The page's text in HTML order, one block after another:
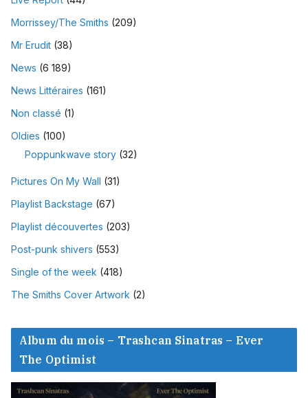
Morrissey/The Smiths (209)
Mr Erudit (38)
News (6 189)
News Littéraires (161)
Non classé (1)
Oldies (100)
Poppunkwave story (32)
Pictures On My Wall (31)
Playlist Backstage (67)
Playlist découvertes (203)
Post-punk shivers (553)
Single of the week (418)
The Smiths Cover Artwork (2)
Album du mois – Trashcan Sinatras – Ever
The Optimist